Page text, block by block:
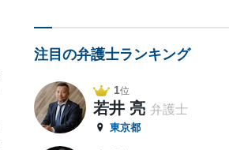
注目の弁護士ランキング
1位
若井 亮 弁護士
東京都